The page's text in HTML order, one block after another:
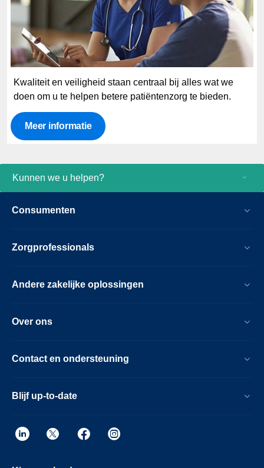
Kwaliteit en veiligheid staan centraal bij alles wat we
doen om u te helpen betere patiëntenzorg te bieden.
Meer informatie
Kunnen we u helpen?
Consumenten
Zorgprofessionals
Andere zakelijke oplossingen
Over ons
Contact en ondersteuning
Blijf up-to-date